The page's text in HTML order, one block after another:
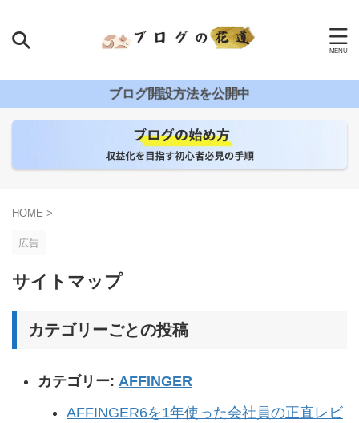
ブログ開設方法を公開中
HOME >
広告
サイトマップ
カテゴリーごとの投稿
カテゴリー: AFFINGER
AFFINGER6を1年使った会社員の正直レビ